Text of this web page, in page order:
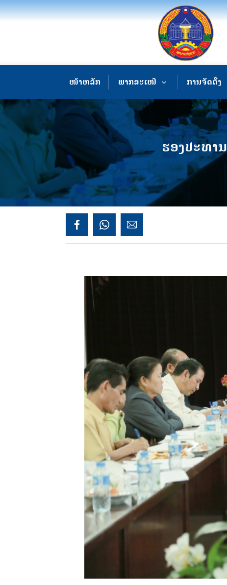
ໜ້າຫລັກ ພາກສະເໜີ ການຈັດຕັ້ງ
ຮອງປະທາ